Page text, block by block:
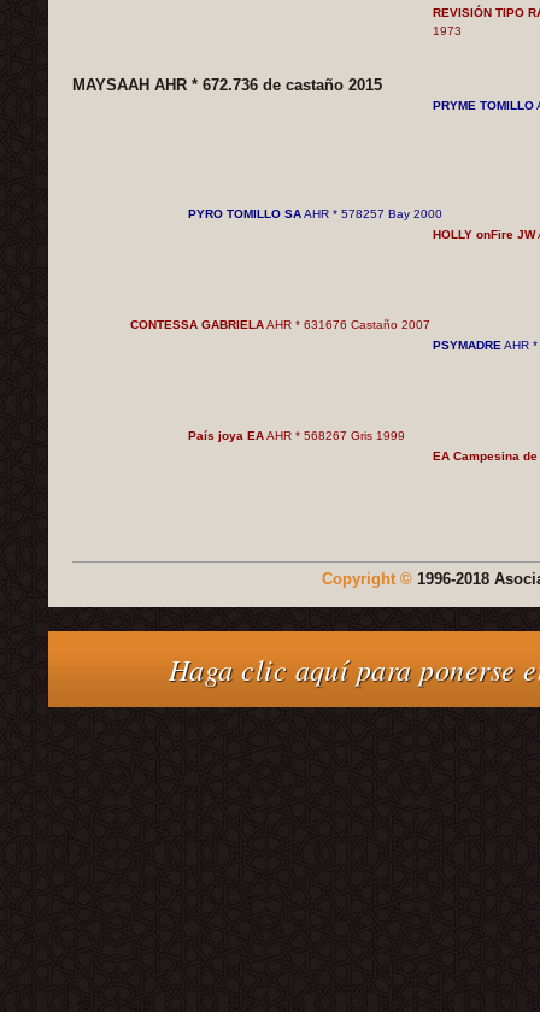
REVISIÓN TIPO
1973
MAYSAAH AHR * 672.736 de castaño 2015
PRYME TOMILLO
PYRO TOMILLO SAAHR * 578257 Bay 2000
HOLLY onFire JW
CONTESSA GABRIELAAHR * 631676 Castaño 2007
PSYMADRE AHR
País joya EAAHR * 568267 Gris 1999
EA Campesina de
Copyright © 1996-2018
Haga clic aquí para ponerse